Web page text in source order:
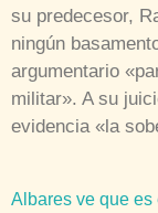
su predecesor,
ningún
argumentario
militar». A su
evidencia «la
Albares ve que es